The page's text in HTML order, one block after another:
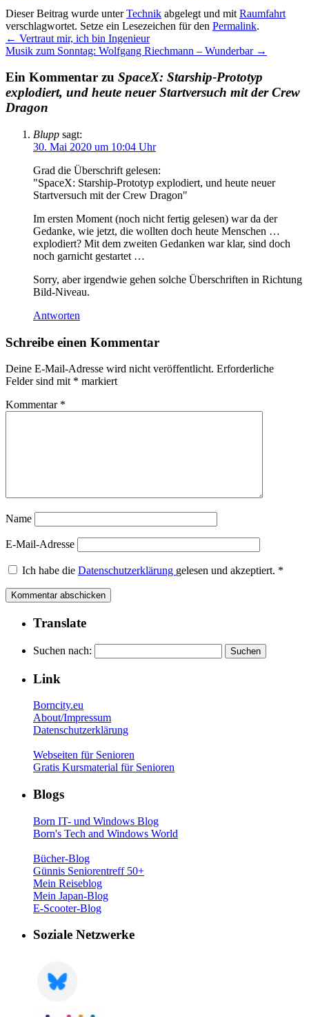
Dieser Beitrag wurde unterTechnik abgelegt und mit Raumfahrt
verschlagwortet. Setze ein Lesezeichen für den Permalink.
← Vertraut mir, ich bin Ingenieur
Musik zum Sonntag: Wolfgang Riechmann – Wunderbar →
Ein Kommentar zu SpaceX: Starship-Prototyp
explodiert, und heute neuer Startversuch mit der Crew
Dragon
Blupp sagt:
30. Mai 2020 um 10:04 Uhr
Grad die Überschrift gelesen:
"SpaceX: Starship-Prototyp explodiert, und heute neuer
Startversuch mit der Crew Dragon"
Im ersten Moment (noch nicht fertig gelesen) war da der
Gedanke, wie jetzt, die wollten doch heute Menschen …
explodiert? Mit dem zweiten Gedanken war klar, sind doch
noch garnicht gestartet …
Sorry, aber irgendwie gehen solche Überschriften in Richtung
Bild-Niveau.
Antworten
Schreibe einen Kommentar
Deine E-Mail-Adresse wird nicht veröffentlicht. Erforderliche
Felder sind mit * markiert
Kommentar *
Name
E-Mail-Adresse
Ich habe die Datenschutzerklärung gelesen und akzeptiert. *
Translate
Suchen nach:
Link
Borncity.eu
About/Impressum
Datenschutzerklärung
Webseiten für Senioren
Gratis Kursmaterial für Senioren
Blogs
Born IT- und Windows Blog
Born's Tech and Windows World
Bücher-Blog
Günnis Seniorentreff 50+
Mein Reiseblog
Mein Japan-Blog
E-Scooter-Blog
Soziale Netzwerke